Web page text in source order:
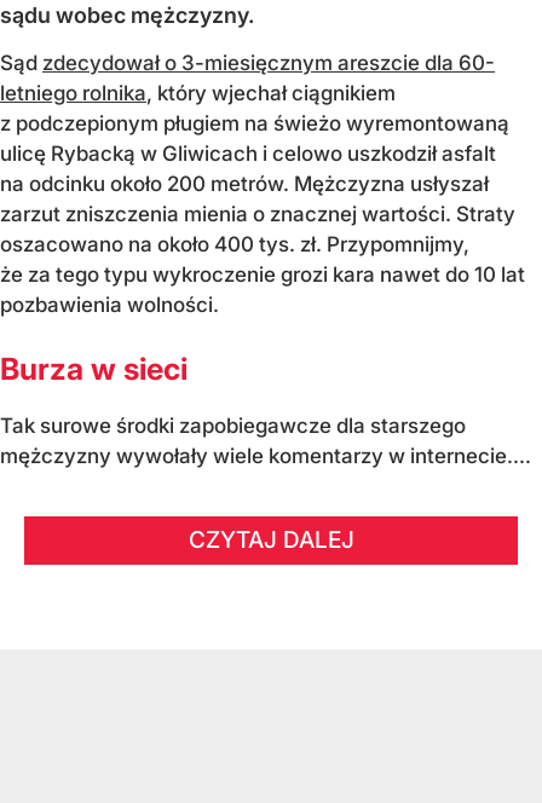
sądu wobec mężczyzny.
Sąd zdecydował o 3-miesięcznym areszcie dla 60-
letniego rolnika, który wjechał ciągnikiem
z podczepionym pługiem na świeżo wyremontowaną
ulicę Rybacką w Gliwicach i celowo uszkodził asfalt
na odcinku około 200 metrów. Mężczyzna usłyszał
zarzut zniszczenia mienia o znacznej wartości. Straty
oszacowano na około 400 tys. zł. Przypomnijmy,
że za tego typu wykroczenie grozi kara nawet do 10 lat
pozbawienia wolności.
Burza w sieci
Tak surowe środki zapobiegawcze dla starszego
mężczyzny wywołały wiele komentarzy w internecie....
CZYTAJ DALEJ